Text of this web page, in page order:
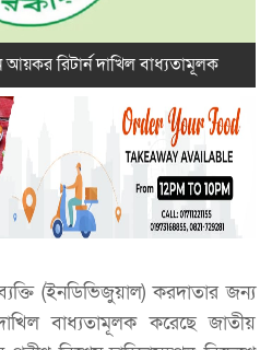
রিটার্ন দাখিল বাধ্যতামূলক
(ইনডিভিজুয়াল) করদাতার জন্য
বাধ্যতামূলক করেছে জাতীয়